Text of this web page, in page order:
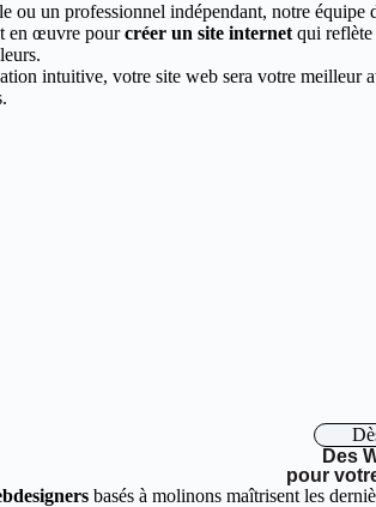
ou un professionnel indépendant, notre équipe
en œuvre pourcréer un site internetqui reflète
intuitive, votre site web sera votre meilleur
Des
pour
basés à molinons maîtrisent les